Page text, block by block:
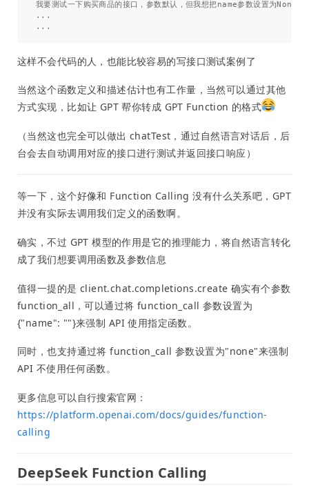
我要测试一下购买商品的接口，参数默认，但我想把name参数设置为None
...
这样不会代码的人，也能比较容易的写接口测试案例了
当然这个函数定义和描述估计也有工作量，当然可以通过其他
方式实现，比如让 GPT 帮你转成 GPT Function 的格式
（当然这也完全可以做出 chatTest，通过自然语言对话后，后
台会去自动调用对应的接口进行测试并返回接口响应）
等一下，这个好像和 Function Calling 没有什么关系吧，GPT
并没有实际去调用我们定义的函数啊。
确实，不过 GPT 模型的作用是它的推理能力，将自然语言转化
成了我们想要调用函数及参数信息
值得一提的是 client.chat.completions.create 确实有个参数
function_all，可以通过将 function_call 参数设置为
{"name": ""}来强制 API 使用指定函数。
同时，也支持通过将 function_call 参数设置为"none"来强制
API 不使用任何函数。
更多信息可以自行搜索官网：
https://platform.openai.com/docs/guides/function-
calling
DeepSeek Function Calling